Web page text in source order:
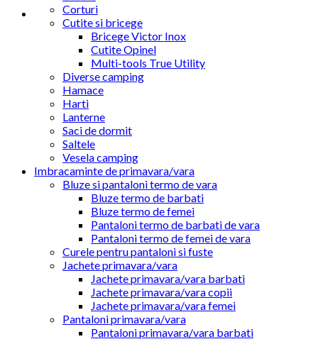
Corturi
Cutite si bricege
Bricege Victor Inox
Cutite Opinel
Multi-tools True Utility
Diverse camping
Hamace
Harti
Lanterne
Saci de dormit
Saltele
Vesela camping
Imbracaminte de primavara/vara
Bluze si pantaloni termo de vara
Bluze termo de barbati
Bluze termo de femei
Pantaloni termo de barbati de vara
Pantaloni termo de femei de vara
Curele pentru pantaloni si fuste
Jachete primavara/vara
Jachete primavara/vara barbati
Jachete primavara/vara copii
Jachete primavara/vara femei
Pantaloni primavara/vara
Pantaloni primavara/vara barbati